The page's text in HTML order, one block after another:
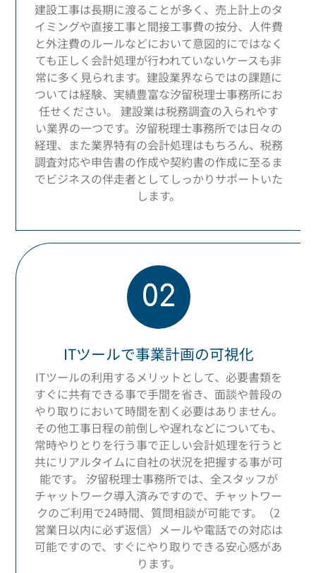
建設工事は長期に渡ることが多く、売上計上のタ
イミングや直接工事と間接工事費の按分、人件費
と外注費のルールなどにおいて意図的にではなく
ても正しく会計処理が行われていないケースも非
常に多く見られます。建設業界ならではの課題に
ついては経験、実績豊富な汐留税理士事務所にお
任せください。 建設業は税務調査の入られやす
い業界の一つです。汐留税理士事務所では日々の
経理、また業界特有の会計処理はもちろん、税務
調査対応や申告書の作成や契約書の作成に至るま
でビジネスの伴走者としてしっかりサポートいた
します。
02
ITツールで事業計画の可視化
ITツールの利用するメリットとして、必要書類を
すぐに共有できる事で手間を省き、面談や普段の
やり取りにおいて時間を割く必要はありません。
その他工事日程の前倒しや遅れなどについても、
常時やりとりを行う事で正しい会計処理を行うと
共にリアルタイムに自社の状況を把握する事が可
能です。 汐留税理士事務所では、全スタッフが
チャットワーク導入済みですので、チャットワー
クのご利用で24時間、質問相談が可能です。（2
営業日以内に必ず返信）メールや電話での対応は
可能ですので、すぐにやり取りできる安心感があ
ります。